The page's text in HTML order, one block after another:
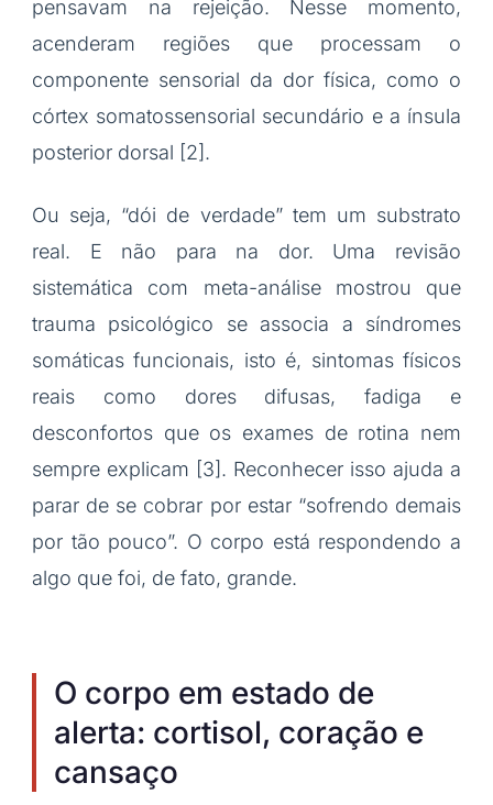
pensavam na rejeição. Nesse momento,
acenderam regiões que processam o
componente sensorial da dor física, como o
córtex somatossensorial secundário e a ínsula
posterior dorsal [2].
Ou seja, “dói de verdade” tem um substrato
real. E não para na dor. Uma revisão
sistemática com meta-análise mostrou que
trauma psicológico se associa a síndromes
somáticas funcionais, isto é, sintomas físicos
reais como dores difusas, fadiga e
desconfortos que os exames de rotina nem
sempre explicam [3]. Reconhecer isso ajuda a
parar de se cobrar por estar “sofrendo demais
por tão pouco”. O corpo está respondendo a
algo que foi, de fato, grande.
O corpo em estado de
alerta: cortisol, coração e
cansaço